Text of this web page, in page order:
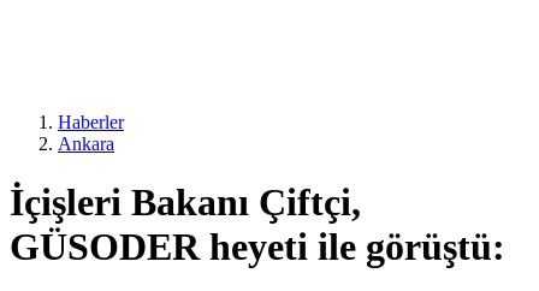
Haberler
Ankara
İçişleri Bakanı Çiftçi,
GÜSODER heyeti ile görüştü: